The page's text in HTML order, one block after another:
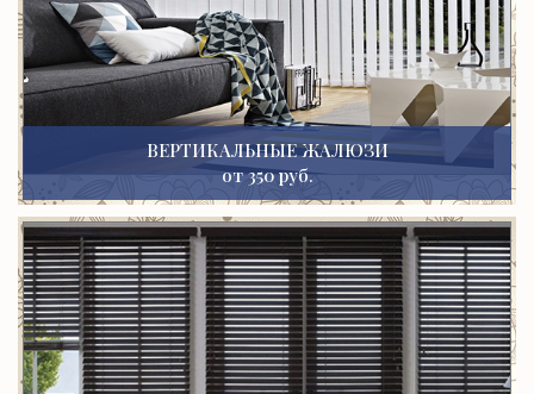
ВЕРТИКАЛЬНЫЕ ЖАЛЮЗИ
от 350 руб.